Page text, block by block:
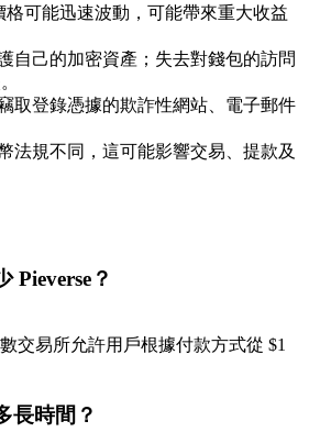
格可能迅速波動，可能帶來重大收益
自己的加密資產；失去對錢包的訪問
取登錄憑據的欺詐性網站、電子郵件
法規不同，這可能影響交易、提款及
Pieverse？
交易所允許用戶根據付款方式從 $1
長時間？